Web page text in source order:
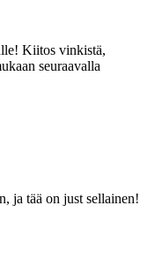
Kiitos vinkistä,
seuraavalla
ja tää on just sellainen!